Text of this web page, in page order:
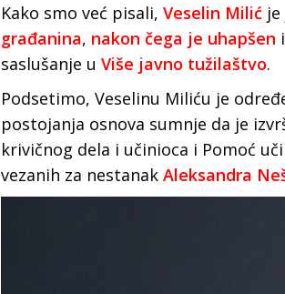
Kako smo već pisali, Veselin Milić
građanina, nakon čega je uhapšen
saslušanje u Više javno tužilaštvo.
Podsetimo, Veselinu Miliću je
postojanja osnova sumnje da je
krivičnog dela i učinioca i Pomoć
vezanih za nestanak Aleksandra